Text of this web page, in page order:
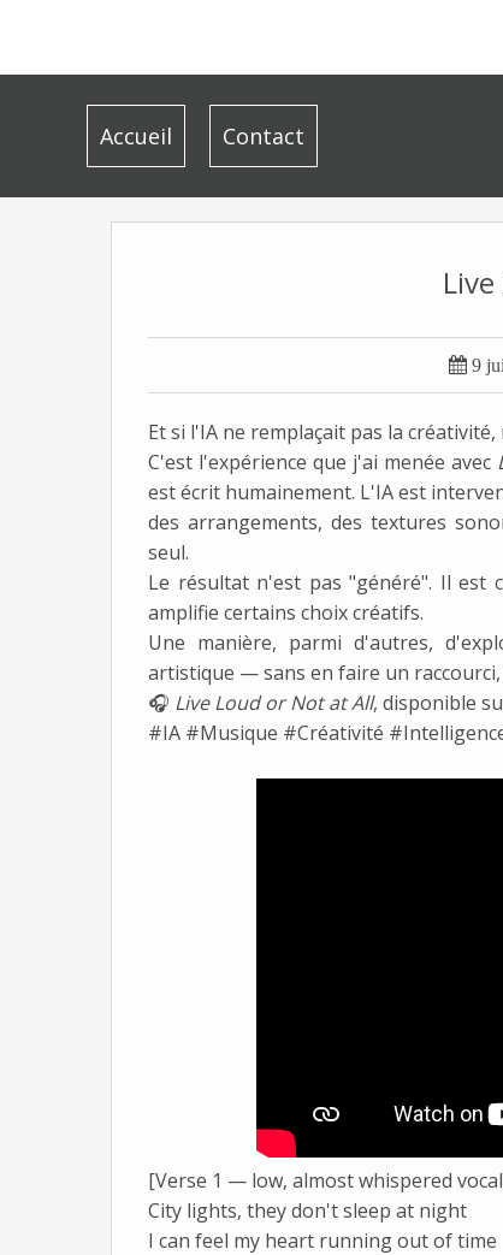
Accueil Contact
 9
Et si l'IA ne remplaçait pas la
C'est l'expérience que j'ai menée avec
est écrit humainement. L'IA est
des arrangements, des textures
seul.
Le résultat n'est pas "généré". Il
amplifie certains choix créatifs.
Une manière, parmi d'autres,
artistique — sans en faire un
🎧 Live Loud or Not at All, disponible
#IA #Musique #Créativité
[Verse 1 — low, almost whispered
City lights, they don't sleep at night
I can feel my heart running out of time